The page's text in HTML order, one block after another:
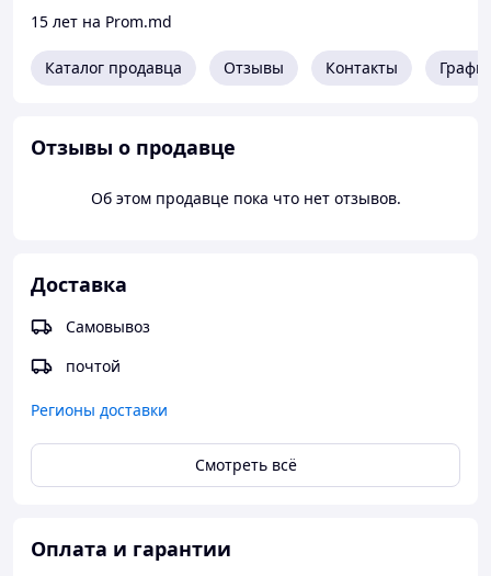
15 лет на Prom.md
Каталог продавца Отзывы Контакты
Отзывы о продавце
Об этом продавце пока что нет отзывов.
Доставка
Самовывоз
почтой
Регионы доставки
Смотреть всё
Оплата и гарантии